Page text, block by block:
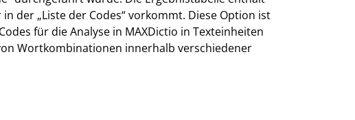
der „Liste der Codes“ vorkommt. Diese Option ist
für die Analyse in MAXDictio in Texteinheiten
Wortkombinationen innerhalb verschiedener